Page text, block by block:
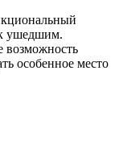
ушедшим.
возможность
особенное место